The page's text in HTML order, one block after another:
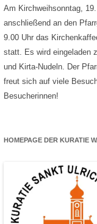
Am Kirchweihsonntag,
anschließend an den
9.00 Uhr das
statt. Es wird eingeladen
und Kirta-Nudeln. Der
freut sich auf viele
Besucherinnen!
HOMEPAGE DER KURATIE